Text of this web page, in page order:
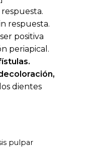
respuesta.
respuesta.
positiva
periapical.
dientes
pulpar